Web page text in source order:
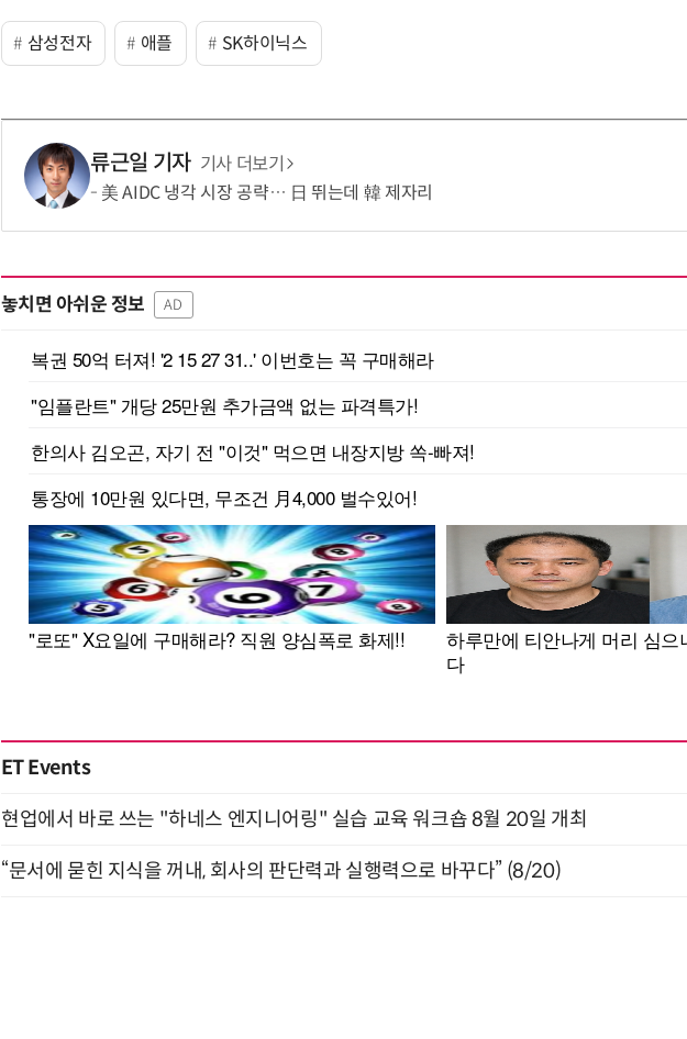
삼성전자 애플 SK하이닉스
류근일 기자 기사 더보기
美 AIDC 냉각 시장 공략… 日 뛰는데 韓 제자리
놓치면 아쉬운 정보 AD
ET Events
현업에서 바로 쓰는 "하네스 엔지니어링" 실습 교육 워크숍 8월 20일 개최
“문서에 묻힌 지식을 꺼내, 회사의 판단력과 실행력으로 바꾸다” (8/20)